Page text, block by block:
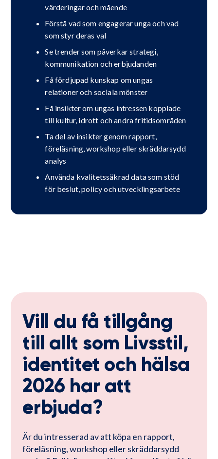
värderingar och mående
Förstå vad som engagerar unga och vad
som styr deras val
Se trender som påverkar strategi,
kommunikation och erbjudanden
Få fördjupad kunskap om ungas
relationer och sociala mönster
Få insikter om ungas intressen kopplade
till kultur, idrott och andra fritidsområden
Ta del av insikter genom rapport,
föreläsning, workshop eller skräddarsydd
analys
Använda kvalitetssäkrad data som stöd
för beslut, policy och utvecklingsarbete
Vill du få tillgång
till allt som Livsstil,
identitet och hälsa
2026 har att
erbjuda?
Är du intresserad av att köpa en rapport,
föreläsning, workshop eller skräddarsydd